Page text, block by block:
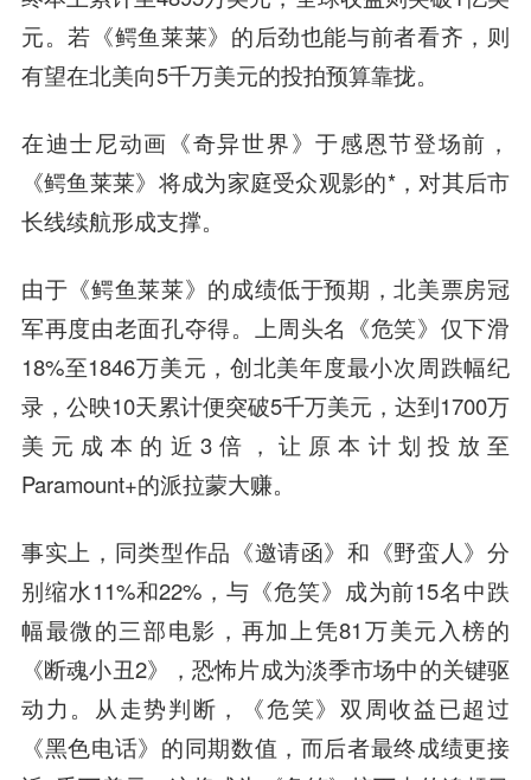
元。若《鳄鱼莱莱》的后劲也能与前者看齐，则
有望在北美向5千万美元的投拍预算靠拢。
在迪士尼动画《奇异世界》于感恩节登场前，
《鳄鱼莱莱》将成为家庭受众观影的*，对其后市
长线续航形成支撑。
由于《鳄鱼莱莱》的成绩低于预期，北美票房冠
军再度由老面孔夺得。上周头名《危笑》仅下滑
18%至1846万美元，创北美年度最小次周跌幅纪
录，公映10天累计便突破5千万美元，达到1700万
美元成本的近3倍，让原本计划投放至
Paramount+的派拉蒙大赚。
事实上，同类型作品《邀请函》和《野蛮人》分
别缩水11%和22%，与《危笑》成为前15名中跌
幅最微的三部电影，再加上凭81万美元入榜的
《断魂小丑2》，恐怖片成为淡季市场中的关键驱
动力。从走势判断，《危笑》双周收益已超过
《黑色电话》的同期数值，而后者最终成绩更接